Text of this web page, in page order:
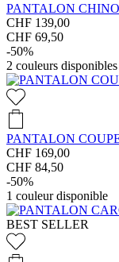
PANTALON
CHF 139,00
CHF 69,50
-50%
2 couleurs disponibles
PANTALON
CHF 169,00
CHF 84,50
-50%
1 couleur disponible
BEST SELLER